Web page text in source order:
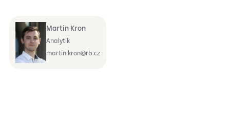
Martin Kron
Analytik
martin.kron@rb.cz